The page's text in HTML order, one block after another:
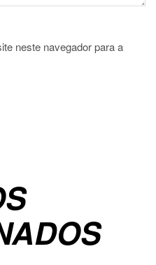
neste navegador para a